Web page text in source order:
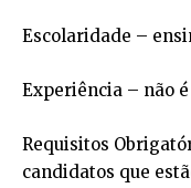
Escolaridade –
Experiência – não
Requisitos
candidatos que